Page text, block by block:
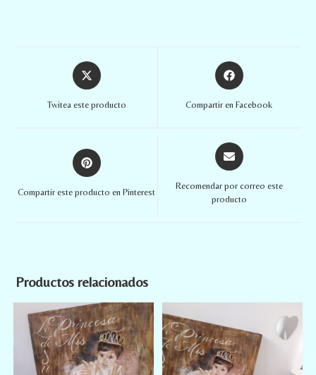
Twitea este producto Compartir en Facebook
Compartir este producto en Pinterest
Recomendar por correo este
producto
Productos relacionados